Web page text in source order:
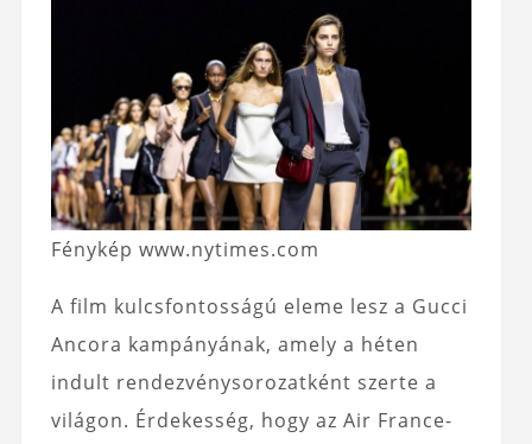
Fénykép www.nytimes.com
A film kulcsfontosságú eleme lesz a Gucci
Ancora kampányának, amely a héten
indult rendezvénysorozatként szerte a
világon. Érdekesség, hogy az Air France-